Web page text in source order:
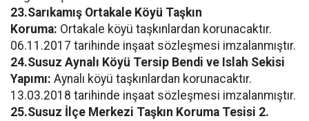
23.Sarıkamış Ortakale Köyü Taşkın
Koruma: Ortakale köyü taşkınlardan korunacaktır.
06.11.2017 tarihinde inşaat sözleşmesi imzalanmıştır.
24.Susuz Aynalı Köyü Tersip Bendi ve Islah Sekisi
Yapımı: Aynalı köyü taşkınlardan korunacaktır.
13.03.2018 tarihinde inşaat sözleşmesi imzalanmıştır.
25.Susuz İlçe Merkezi Taşkın Koruma Tesisi 2.